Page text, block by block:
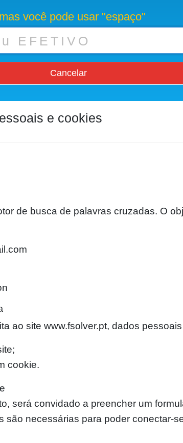
você pode usar "espaço"
Cancelar
e cookies
de busca de palavras cruzadas. O
ao site www.fsolver.pt, dados
cookie.
será convidado a preencher um
são necessárias para poder conectar-